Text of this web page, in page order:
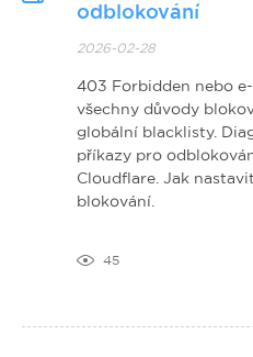
odblokování
2026-02-28
45
403 Forbidden nebo
všechny důvody
globální blacklisty.
příkazy pro
Cloudflare. Jak
blokování.